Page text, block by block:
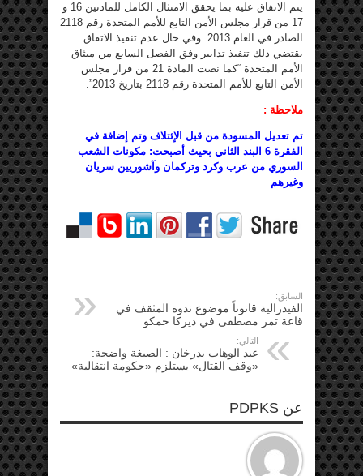
يتم الاتفاق عليه بما يحقق الامتثال الكامل للمادتين 16 و
17 من قرار مجلس الأمن التابع للأمم المتحدة رقم 2118
الصادر في العام 2013. وفي حال عدم تنفيذ الاتفاق
يقتضي ذلك تنفيذ تدابير وفق الفصل السابع من ميثاق
الأمم المتحدة “كما نصت المادة 21 من قرار مجلس
الأمن التابع للأمم المتحدة رقم 2118 بتاريخ 2013”.
ملاحظة :
تم تعديل المسودة من قبل الإئتلاف وتم إضافة في
الفقرة 6 البند الثاني بحيث أصبحت: مكونات الشعب
السوري من عرب وكرد وتركمان وآشوريين سريان
وغيرهم
السابق:
الفيدرالية قانوناً موضوع ندوة المثقف في
قاعة تمر مصطفى في ديركا حمكو
التالي:
عبد الوهاب بدرخان : الصيغة واضحة:
«وقف القتال» يستلزم «حكومة انتقالية»
عن PDPKS